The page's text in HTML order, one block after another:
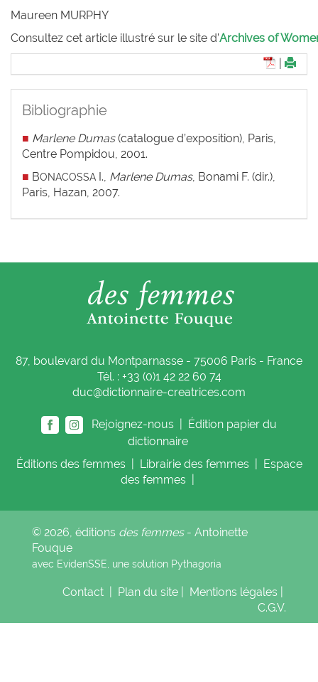
Maureen MURPHY
Consultez cet article illustré sur le site d’Archives of
Bibliographie
■ Marlene Dumas(catalogue d’exposition), Paris,
Centre Pompidou, 2001.
■ BONACOSSA I., Marlene Dumas, Bonami F. (dir.),
Paris, Hazan, 2007.
87, boulevard du Montparnasse - 75006 Paris - France
Tél. : +33 (0)1 42 22 60 74
duc@dictionnaire-creatrices.com
Rejoignez-nous |
Édition papier du
dictionnaire
Éditions des femmes Librairie des femmes
Espace
des femmes
© 2026, éditions des femmes- Antoinette
Fouque
avec EvidenSSE, une solution Pythagoria
Contact Plan du site Mentions légales
C.G.V.